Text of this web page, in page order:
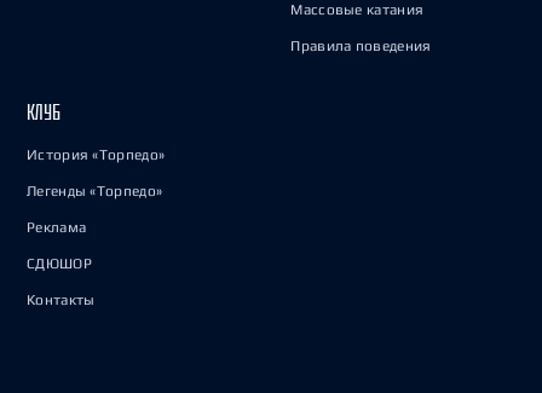
Массовые катания
Правила поведения
КЛУБ
История «Торпедо»
Легенды «Торпедо»
Реклама
СДЮШОР
Контакты